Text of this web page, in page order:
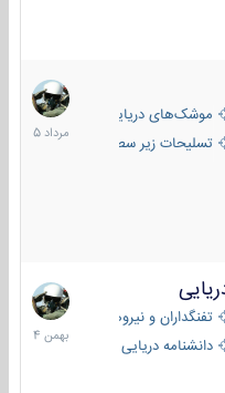
دریایی
زیر سطحی
2
مرداد
1405
و نیروهای ویژه‌ی دریایی
دریایی
22
بهمن
1404